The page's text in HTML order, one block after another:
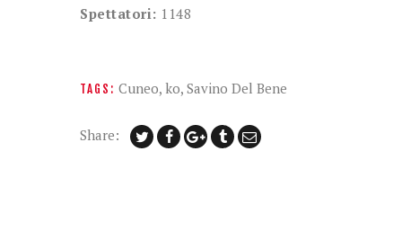
Spettatori: 1148
TAGS: Cuneo, ko, Savino Del Bene
Share: